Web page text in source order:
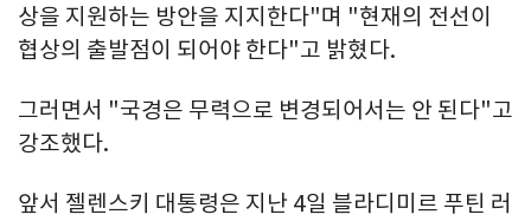
상을 지원하는 방안을 지지한다"며 "현재의 전선이
협상의 출발점이 되어야 한다"고 밝혔다.
그러면서 "국경은 무력으로 변경되어서는 안 된다"고
강조했다.
앞서 젤렌스키 대통령은 지난 4일 블라디미르 푸틴 러